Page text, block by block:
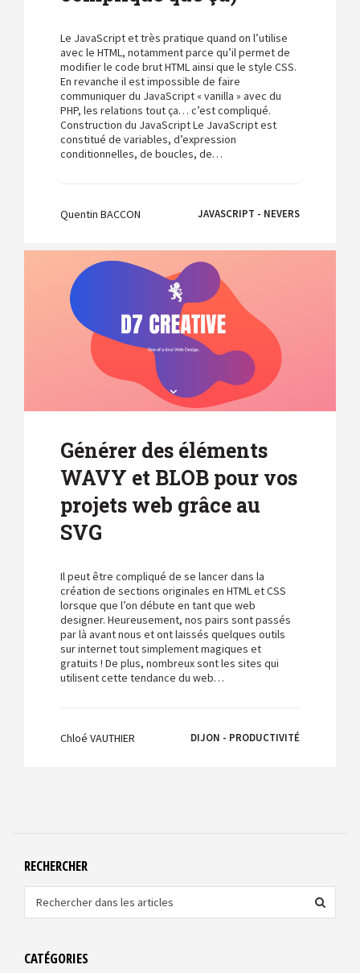
Le JavaScript et très pratique quand on l’utilise
avec le HTML, notamment parce qu’il permet de
modifier le code brut HTML ainsi que le style CSS.
En revanche il est impossible de faire
communiquer du JavaScript « vanilla » avec du
PHP, les relations tout ça… c’est compliqué.
Construction du JavaScript Le JavaScript est
constitué de variables, d’expression
conditionnelles, de boucles, de…
Quentin BACCON JAVASCRIPT - NEVERS
Générer des éléments
WAVY et BLOB pour vos
projets web grâce au
SVG
Il peut être compliqué de se lancer dans la
création de sections originales en HTML et CSS
lorsque que l’on débute en tant que web
designer. Heureusement, nos pairs sont passés
par là avant nous et ont laissés quelques outils
sur internet tout simplement magiques et
gratuits ! De plus, nombreux sont les sites qui
utilisent cette tendance du web…
Chloé VAUTHIER DIJON - PRODUCTIVITÉ
RECHERCHER
a
c
h
CATÉGORIES